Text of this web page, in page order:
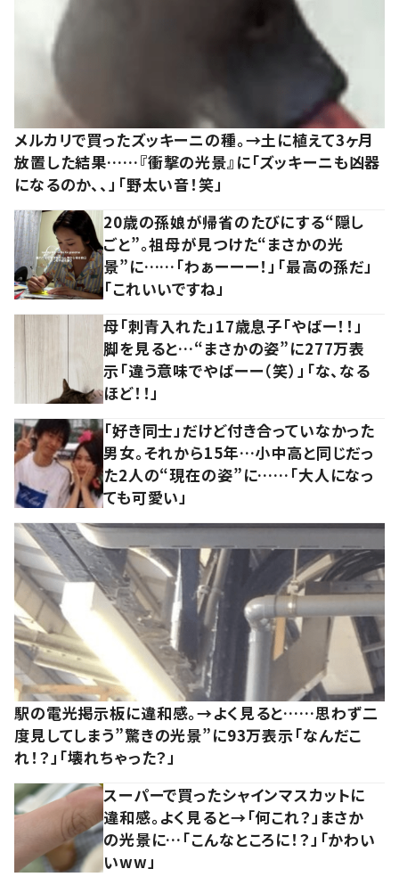
メルカリで買ったズッキーニの種。→土に植えて3ヶ月
放置した結果……『衝撃の光景』に「ズッキーニも凶器
になるのか、、」「野太い音！笑」
20歳の孫娘が帰省のたびにする“隠し
ごと”。祖母が見つけた“まさかの光
景”に……「わぁーーー！」「最高の孫だ」
「これいいですね」
母「刺青入れた」17歳息子「やばー！！」
脚を見ると…“まさかの姿”に277万表
示「違う意味でやばーー（笑）」「な、なる
ほど！！」
「好き同士」だけど付き合っていなかった
男女。それから15年…小中高と同じだっ
た2人の“現在の姿”に……「大人になっ
ても可愛い」
駅の電光掲示板に違和感。→よく見ると……思わず二
度見してしまう”驚きの光景”に93万表示「なんだこ
れ！？」「壊れちゃった？」
スーパーで買ったシャインマスカットに
違和感。よく見ると→「何これ？」まさか
の光景に…「こんなところに！？」「かわい
いww」